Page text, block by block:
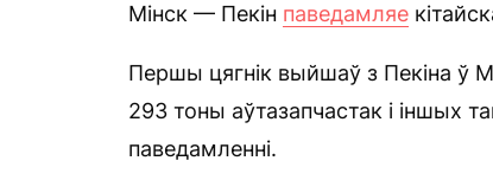
Мінск — Пекін паведамляе
Першы цягнік выйшаў з Пекіна ў
293 тоны аўтазапчастак і іншых
паведамленні.